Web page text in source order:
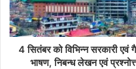
4 सितंबर को विभिन्न सरकारी एवं
भाषण, निबन्ध लेखन एवं